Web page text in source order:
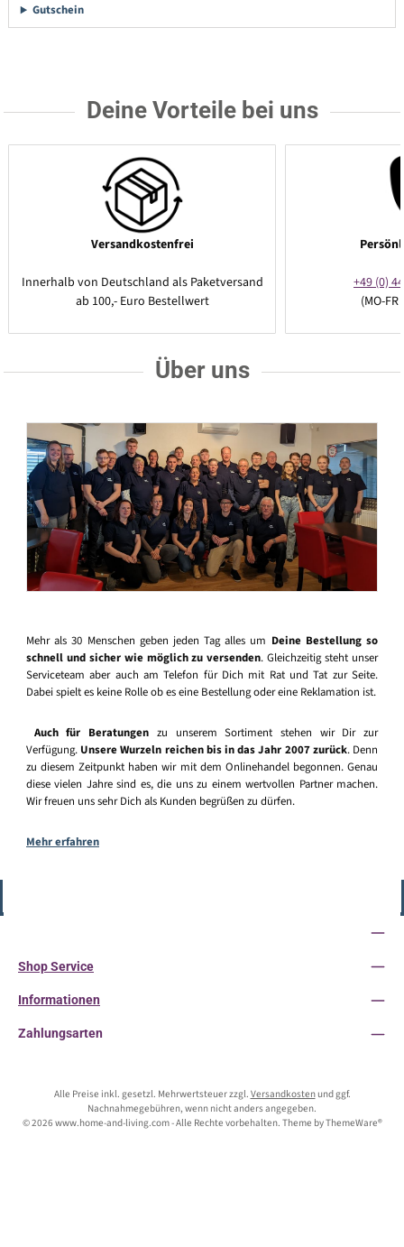
Gutschein
Deine Vorteile bei uns
Versandkostenfrei
Innerhalb von Deutschland als Paketversand
ab 100,- Euro Bestellwert
+49 (0)
(MO-
Über uns
Mehr als 30 Menschen geben jeden Tag alles um Deine Bestellung so
schnell und sicher wie möglich zu versenden. Gleichzeitig steht unser
Serviceteam aber auch am Telefon für Dich mit Rat und Tat zur Seite.
Dabei spielt es keine Rolle ob es eine Bestellung oder eine Reklamation ist.
Auch für Beratungen zu unserem Sortiment stehen wir Dir zur
Verfügung. Unsere Wurzeln reichen bis in das Jahr 2007 zurück. Denn
zu diesem Zeitpunkt haben wir mit dem Onlinehandel begonnen. Genau
diese vielen Jahre sind es, die uns zu einem wertvollen Partner machen.
Wir freuen uns sehr Dich als Kunden begrüßen zu dürfen.
Mehr erfahren
Shop Service
Informationen
Zahlungsarten
Alle Preise inkl. gesetzl. Mehrwertsteuer zzgl. Versandkostenund ggf.
Nachnahmegebühren, wenn nicht anders angegeben.
© 2026 www.home-and-living.com - Alle Rechte vorbehalten. Theme byThemeWare®